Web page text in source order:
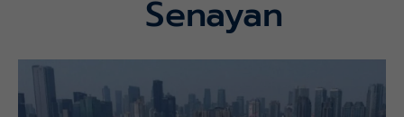
Senayan